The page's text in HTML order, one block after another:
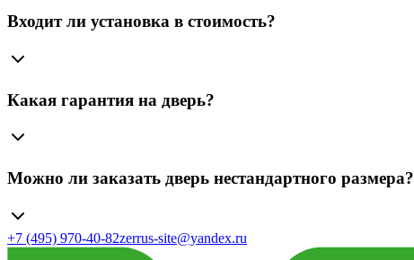
Входит ли установка в стоимость?
Какая гарантия на дверь?
Можно ли заказать дверь нестандартного размера?
+7 (495) 970-40-82zerrus-site@yandex.ru